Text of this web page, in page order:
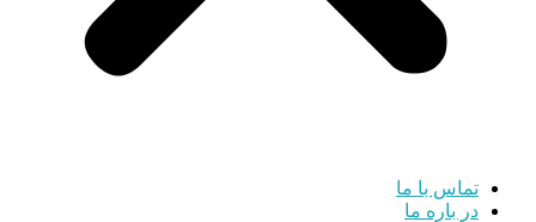
تماس با ما
در باره ما